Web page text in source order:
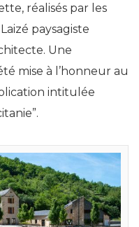
réalisés par les
paysagiste
Une
mise à l’honneur au
intitulée